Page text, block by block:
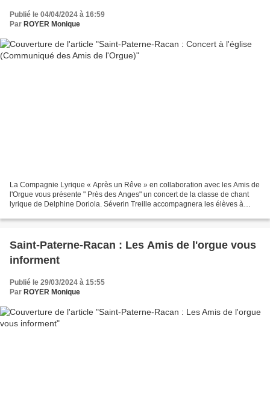
Publié le 04/04/2024 à 16:59
Par ROYER Monique
La Compagnie Lyrique « Après un Rêve » en collaboration avec les Amis de
l'Orgue vous présente " Près des Anges" un concert de la classe de chant
lyrique de Delphine Doriola. Séverin Treille accompagnera les élèves à
Saint-Paterne-Racan : Les Amis de l'orgue vous
informent
Publié le 29/03/2024 à 15:55
Par ROYER Monique